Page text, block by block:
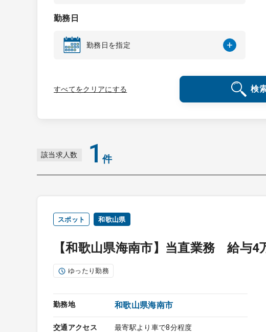
勤務日
勤務日を指定
検
すべてをクリアにする
該当求人数 1 件
スポット 和歌山県
【和歌山県海南市】当直業務 給与4
ゆったり勤務
勤務地 和歌山県海南市
交通アクセス 最寄駅より車で8分程度